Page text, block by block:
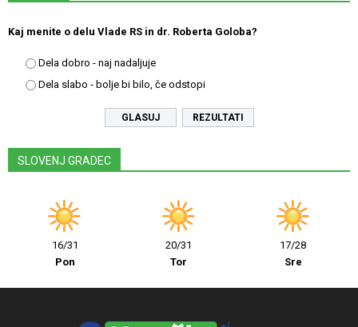
Kaj menite o delu Vlade RS in dr. Roberta Goloba?
Dela dobro - naj nadaljuje
Dela slabo - bolje bi bilo, če odstopi
REZULTATI
SLOVENJ GRADEC
16/31
Pon
20/31
Tor
17/28
Sre